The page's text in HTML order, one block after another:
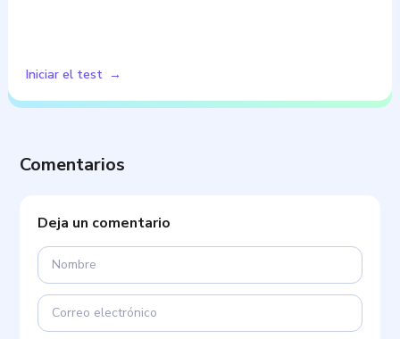
Iniciar el test
Comentarios
Deja un comentario